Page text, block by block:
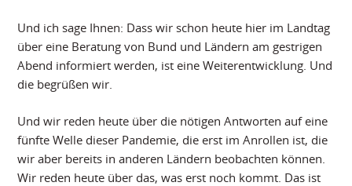
Und ich sage Ihnen: Dass wir schon heute hier im Landtag
über eine Beratung von Bund und Ländern am gestrigen
Abend informiert werden, ist eine Weiterentwicklung. Und
die begrüßen wir.
Und wir reden heute über die nötigen Antworten auf eine
fünfte Welle dieser Pandemie, die erst im Anrollen ist, die
wir aber bereits in anderen Ländern beobachten können.
Wir reden heute über das, was erst noch kommt. Das ist